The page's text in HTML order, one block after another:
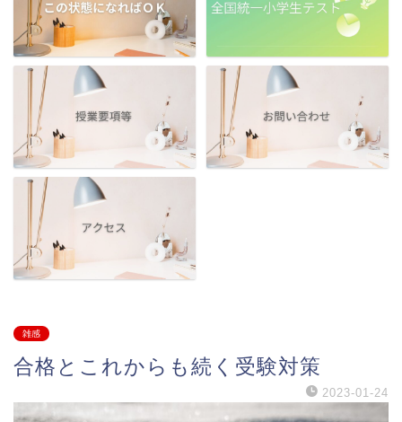
雑感
合格とこれからも続く受験対策
2023-01-24